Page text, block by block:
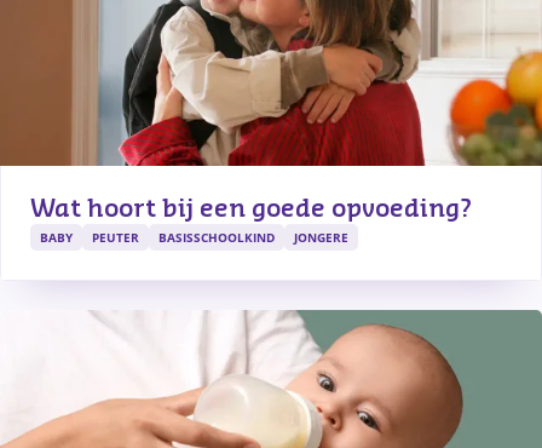
Wat hoort bij een goede opvoeding?
BABY PEUTER BASISSCHOOLKIND JONGERE